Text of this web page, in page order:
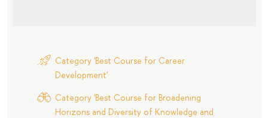
Category 'Best Course for Career
Development'
Category 'Best Course for Broadening
Horizons and Diversity of Knowledge and